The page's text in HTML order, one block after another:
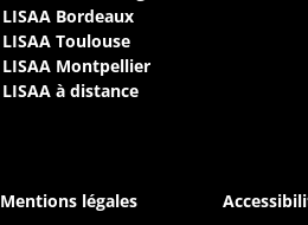
LISAA Bordeaux
LISAA Toulouse
LISAA Montpellier
LISAA à distance
Mentions légales